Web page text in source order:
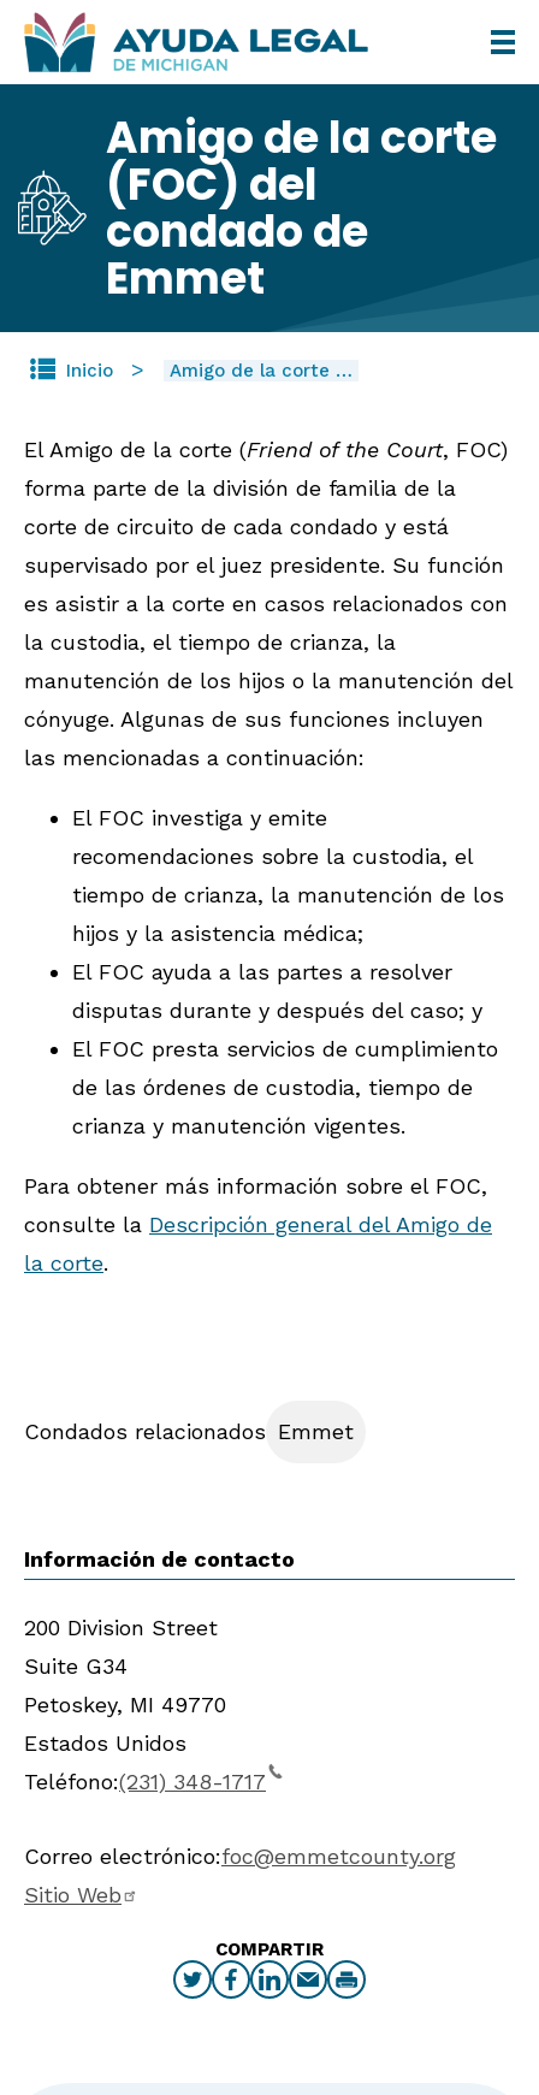
Pasar
al
principalAmigo de la corte
(FOC) del
condado de
Emmet
Inicio Amigo de la corte …
El Amigo de la corte (Friend of the Court, FOC)
forma parte de la división de familia de la
corte de circuito de cada condado y está
supervisado por el juez presidente. Su función
es asistir a la corte en casos relacionados con
la custodia, el tiempo de crianza, la
manutención de los hijos o la manutención del
cónyuge. Algunas de sus funciones incluyen
las mencionadas a continuación:
El FOC investiga y emite
recomendaciones sobre la custodia, el
tiempo de crianza, la manutención de los
hijos y la asistencia médica;
El FOC ayuda a las partes a resolver
disputas durante y después del caso; y
El FOC presta servicios de cumplimiento
de las órdenes de custodia, tiempo de
crianza y manutención vigentes.
Para obtener más información sobre el FOC,
consulte la Descripción general del Amigo de
la corte.
Condados relacionados Emmet
COMPARTIR
Información de contacto
200 Division Street
Suite G34
Petoskey, MI 49770
Estados Unidos
Teléfono:(231) 348-1717
Correo electrónico:foc@emmetcounty.org
Sitio Web